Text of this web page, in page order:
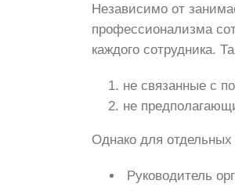
Независимо от
профессионализма
каждого сотрудника.
не связанные с
не
Однако для
Руководитель